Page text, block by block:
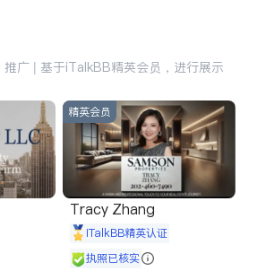
推广 | 基于iTalkBB精英会员，进行展示
精英会员
Tracy Zhang
iTalkBB精英认证
执照已核实